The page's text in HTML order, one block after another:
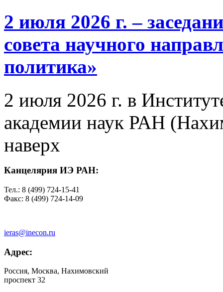
2 июля 2026 г. –
совета научного
политика»
2 июля 2026 г. в
академии наук РАН
наверх
Канцелярия ИЭ РАН:
Тел.: 8 (499) 724-15-41
Факс: 8 (499) 724-14-09
ieras@inecon.ru
Адрес:
Россия, Москва, Нахимовский
проспект 32